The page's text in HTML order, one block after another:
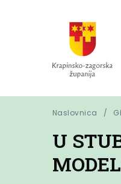
Naslovnica
U